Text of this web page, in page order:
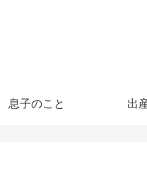
息子のこと 出